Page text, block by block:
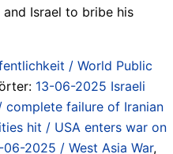
Israel to bribe his
/ World Public
13-06-2025 Israeli
failure of Iranian
hit / USA enters war on
2025 / West Asia War,